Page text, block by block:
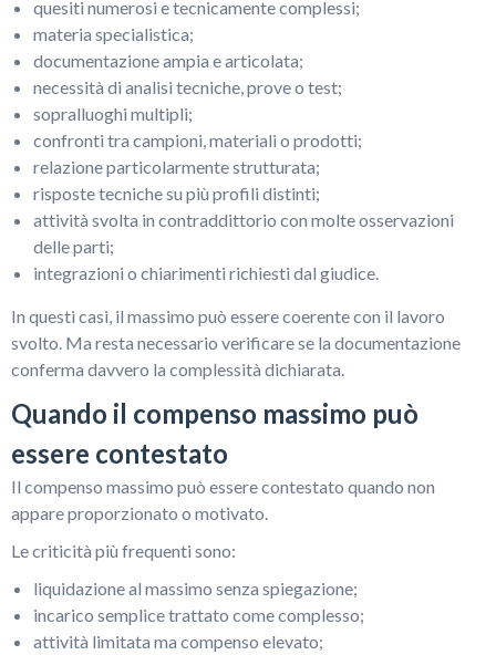
quesiti numerosi e tecnicamente complessi;
materia specialistica;
documentazione ampia e articolata;
necessità di analisi tecniche, prove o test;
sopralluoghi multipli;
confronti tra campioni, materiali o prodotti;
relazione particolarmente strutturata;
risposte tecniche su più profili distinti;
attività svolta in contraddittorio con molte osservazioni
delle parti;
integrazioni o chiarimenti richiesti dal giudice.
In questi casi, il massimo può essere coerente con il lavoro
svolto. Ma resta necessario verificare se la documentazione
conferma davvero la complessità dichiarata.
Quando il compenso massimo può
essere contestato
Il compenso massimo può essere contestato quando non
appare proporzionato o motivato.
Le criticità più frequenti sono:
liquidazione al massimo senza spiegazione;
incarico semplice trattato come complesso;
attività limitata ma compenso elevato;